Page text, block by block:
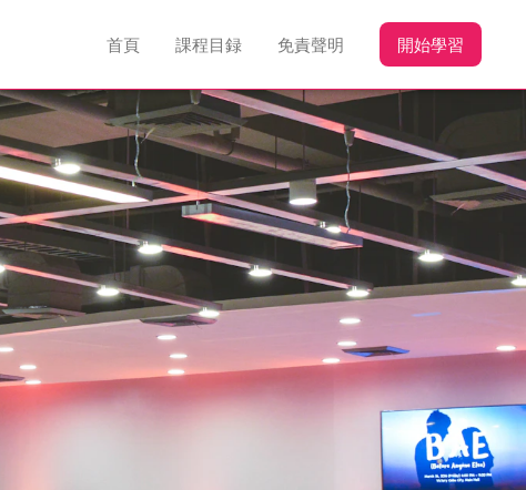
首頁 課程目録 免責聲明 開始學習